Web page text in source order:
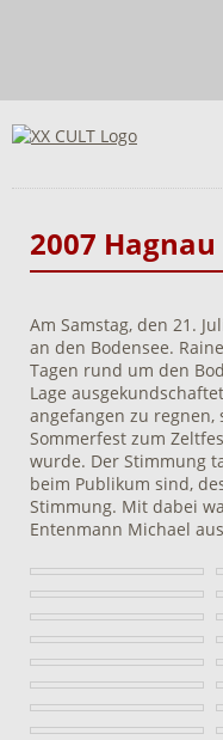
2007
Am Samstag, den 21.
an den Bodensee.
Tagen rund um den
Lage
angefangen zu regnen,
Sommerfest zum
wurde. Der Stimmung
beim Publikum sind,
Stimmung. Mit dabei
Entenmann Michael